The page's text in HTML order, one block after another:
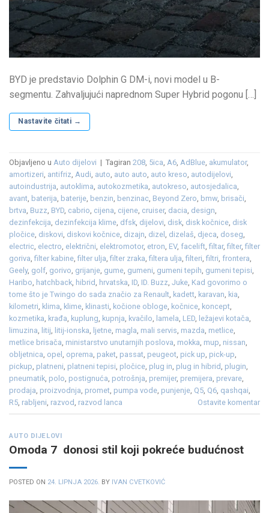
BYD je predstavio Dolphin G DM-i, novi model u B-
segmentu. Zahvaljujući naprednom Super Hybrid pogonu […]
Nastavite čitati →
Objavljeno u Auto dijelovi | Tagiran 208, 5ica, A6, AdBlue, akumulator,
amortizeri, antifriz, Audi, auto, auto auto, auto kreso, autodijelovi,
autoindustrija, autoklima, autokozmetika, autokreso, autosjedalica,
avant, baterija, baterije, benzin, benzinac, Beyond Zero, bmw, brisači,
brtva, Buzz, BYD, cabrio, cijena, cijene, cruiser, dacia, design,
dezinfekcija, dezinfekcija klime, dfsk, dijelovi, disk, disk kočnice, disk
pločice, diskovi, diskovi kočnice, dizajn, dizel , dizelaš, djeca, doseg,
electric, electro, električni, elektromotor, etron, EV, facelift,filtar,filter,filter
goriva,filter kabine,filter ulja,filter zraka,filtera ulja,filteri,filtri, frontera,
Geely, golf, gorivo, grijanje, gume, gumeni, gumeni tepih, gumeni tepisi,
Haribo, hatchback, hibrid, hrvatska, ID, ID. Buzz, Juke, Kad govorimo o
tome što je Twingo do sada značio za Renault, kadett, karavan, kia,
kilometri, klima, klime, klinasti, kočione obloge, kočnice, koncept,
kozmetika, krađa, kuplung, kupnja, kvačilo, lamela, LED, ležajevi kotača,
limuzina, litij, litij-ionska, ljetne, magla, mali servis, mazda, metlice,
metlice brisača, ministarstvo unutarnjih poslova, mokka, mup, nissan,
obljetnica, opel , oprema, paket, passat, peugeot, pick up, pick-up,
pickup, platneni, platneni tepisi, pločice, plug in, plug in hibrid, plugin,
pneumatik, polo, postignuća, potrošnja, premijer, premijera, prevare,
prodaja, proizvodnja, promet, pumpa vode, punjenje, Q5, Q6, qashqai,
R5, rabljeni, razvod, razvod lanca Ostavite komentar
AUTO DIJELOVI
Omoda 7 donosi stil koji pokreće budućnost
POSTED ON 24. LIPNJA 2026. BY IVAN CVETKOVIĆ